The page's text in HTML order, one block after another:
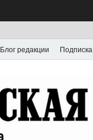
Блог редакции Подписка